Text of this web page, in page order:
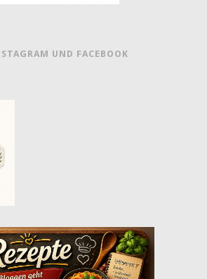
UND FACEBOOK